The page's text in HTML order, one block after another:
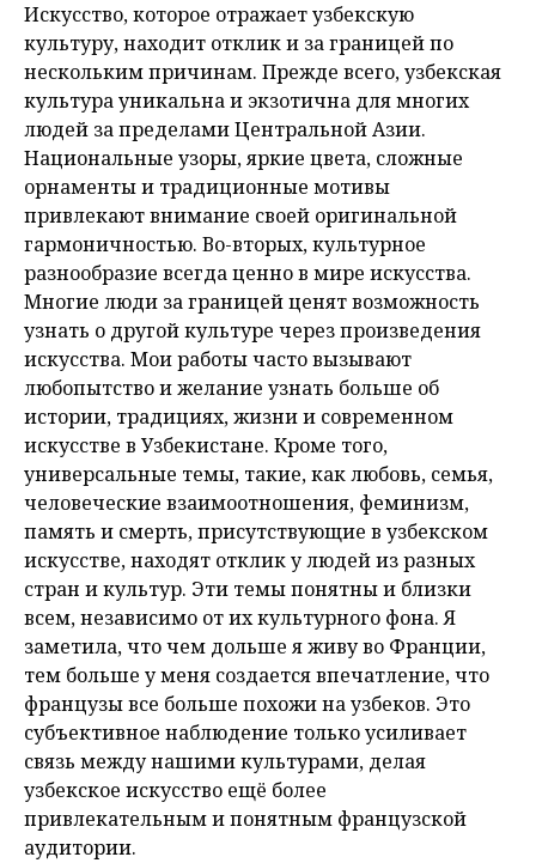
Искусство, которое отражает узбекскую
культуру, находит отклик и за границей по
нескольким причинам. Прежде всего, узбекская
культура уникальна и экзотична для многих
людей за пределами Центральной Азии.
Национальные узоры, яркие цвета, сложные
орнаменты и традиционные мотивы
привлекают внимание своей оригинальной
гармоничностью. Во-вторых, культурное
разнообразие всегда ценно в мире искусства.
Многие люди за границей ценят возможность
узнать о другой культуре через произведения
искусства. Мои работы часто вызывают
любопытство и желание узнать больше об
истории, традициях, жизни и современном
искусстве в Узбекистане. Кроме того,
универсальные темы, такие, как любовь, семья,
человеческие взаимоотношения, феминизм,
память и смерть, присутствующие в узбекском
искусстве, находят отклик у людей из разных
стран и культур. Эти темы понятны и близки
всем, независимо от их культурного фона. Я
заметила, что чем дольше я живу во Франции,
тем больше у меня создается впечатление, что
французы все больше похожи на узбеков. Это
субъективное наблюдение только усиливает
связь между нашими культурами, делая
узбекское искусство ещё более
привлекательным и понятным французской
аудитории.